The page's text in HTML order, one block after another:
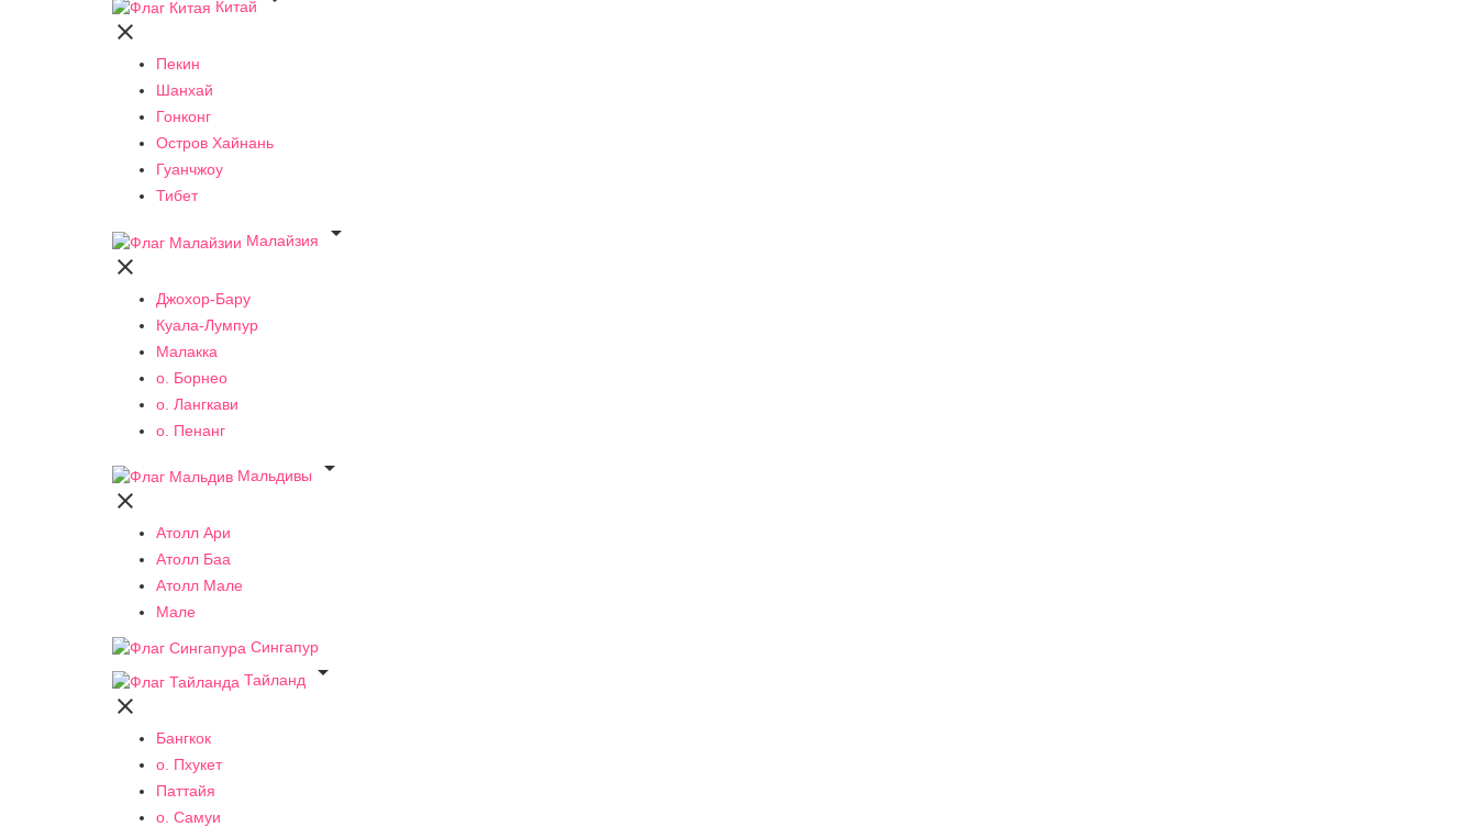
Китай

Пекин
Шанхай
Гонконг
Остров Хайнань
Гуанчжоу
Тибет
Малайзия


Джохор-Бару
Куала-Лумпур
Малакка
о. Борнео
о. Лангкави
о. Пенанг
Мальдивы


Атолл Ари
Атолл Баа
Атолл Мале
Мале
Сингапур
Тайланд


Бангкок
о. Пхукет
Паттайя
о. Самуи